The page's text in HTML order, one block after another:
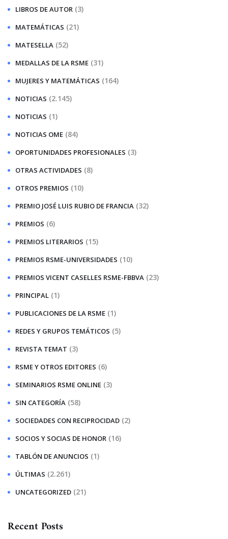
LIBROS DE AUTOR (3)
MATEMÁTICAS (21)
MATESELLA (52)
MEDALLAS DE LA RSME (31)
MUJERES Y MATEMÁTICAS (164)
NOTICIAS (2.145)
NOTICIAS (1)
NOTICIAS OME (84)
OPORTUNIDADES PROFESIONALES (3)
OTRAS ACTIVIDADES (8)
OTROS PREMIOS (10)
PREMIO JOSÉ LUIS RUBIO DE FRANCIA (32)
PREMIOS (6)
PREMIOS LITERARIOS (15)
PREMIOS RSME-UNIVERSIDADES (10)
PREMIOS VICENT CASELLES RSME-FBBVA (23)
PRINCIPAL (1)
PUBLICACIONES DE LA RSME (1)
REDES Y GRUPOS TEMÁTICOS (5)
REVISTA TEMAT (3)
RSME Y OTROS EDITORES (6)
SEMINARIOS RSME ONLINE (3)
SIN CATEGORÍA (58)
SOCIEDADES CON RECIPROCIDAD (2)
SOCIOS Y SOCIAS DE HONOR (16)
TABLÓN DE ANUNCIOS (1)
ÚLTIMAS (2.261)
UNCATEGORIZED (21)
Recent Posts